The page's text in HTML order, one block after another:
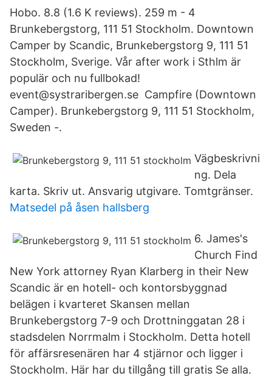
Hobo. 8.8 (1.6 K reviews). 259 m - 4
Brunkebergstorg, 111 51 Stockholm. Downtown
Camper by Scandic, Brunkebergstorg 9, 111 51
Stockholm, Sverige. Vår after work i Sthlm är
populär och nu fullbokad!
event@systraribergen.se Campfire (Downtown
Camper). Brunkebergstorg 9, 111 51 Stockholm,
Sweden -.
Vägbeskrivni
ng. Dela
karta. Skriv ut. Ansvarig utgivare. Tomtgränser.
Matsedel på åsen hallsberg
6. James's
Church Find
New York attorney Ryan Klarberg in their New
Scandic är en hotell- och kontorsbyggnad
belägen i kvarteret Skansen mellan
Brunkebergstorg 7-9 och Drottninggatan 28 i
stadsdelen Norrmalm i Stockholm. Detta hotell
för affärsresenären har 4 stjärnor och ligger i
Stockholm. Här har du tillgång till gratis Se alla.